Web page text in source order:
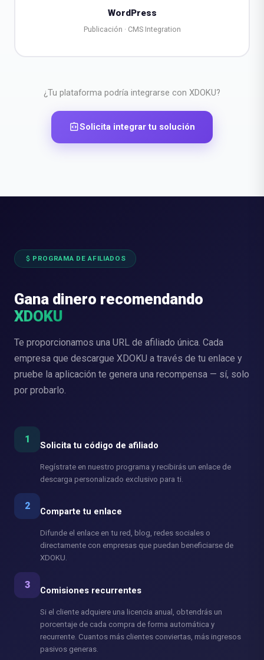
WordPress
Publicación · CMS Integration
¿Tu plataforma podría integrarse con XDOKU?
integration_instructionsSolicita integrar tu solución
attach_money PROGRAMA DE AFILIADOS
Gana dinero recomendando
XDOKU
Te proporcionamos una URL de afiliado única. Cada
empresa que descargue XDOKU a través de tu enlace y
pruebe la aplicación te genera una recompensa — sí, solo
por probarlo.
1
Solicita tu código de afiliado
Regístrate en nuestro programa y recibirás un enlace de
descarga personalizado exclusivo para ti.
2
Comparte tu enlace
Difunde el enlace en tu red, blog, redes sociales o
directamente con empresas que puedan beneficiarse de
XDOKU.
3
Comisiones recurrentes
Si el cliente adquiere una licencia anual, obtendrás un
porcentaje de cada compra de forma automática y
recurrente. Cuantos más clientes conviertas, más ingresos
pasivos generas.